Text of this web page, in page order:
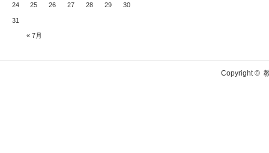
« 7月
24 25 26 27 28 29 30
31
Copyright ©